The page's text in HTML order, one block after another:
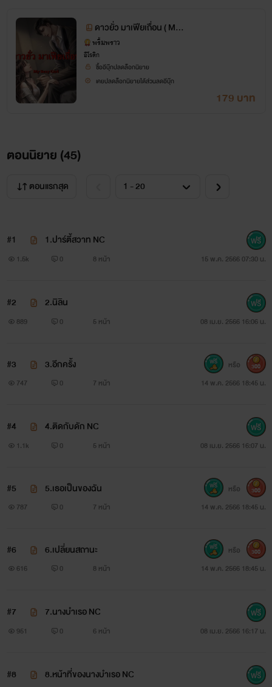
ดาวยั่ว มาเฟียเถื่อน ( My
sexy girl )
พริ้มพราว
อีโรติก
ซื้ออีบุ๊กปลดล็อกนิยาย
เคยปลดล็อกนิยายได้ส่วนลดอีบุ๊ก
179 บาท
ตอนนิยาย (45)
ตอนแรกสุด
#1 1.ปาร์ตี้สวาท NC
1.5k 0 8 หน้า 15 พ.ค. 2566 07:30 น.
#2 2.นิลิน
889 0 5 หน้า 08 เม.ย. 2566 16:06 น.
#3 3.อีกครั้ง
747 0 7 หน้า 14 พ.ค. 2566 18:45 น.
หรือ 300
#4 4.ติดกับดัก NC
1.1k 0 5 หน้า 08 เม.ย. 2566 16:07 น.
#5 5.เธอเป็นของฉัน
787 0 7 หน้า 14 พ.ค. 2566 18:45 น.
หรือ 300
#6 6.เปลี่ยนสถานะ
616 0 8 หน้า 14 พ.ค. 2566 18:45 น.
หรือ 300
#7 7.นางบำเรอ NC
951 0 6 หน้า 08 เม.ย. 2566 16:17 น.
#8 8.หน้าที่ของนางบำเรอ NC